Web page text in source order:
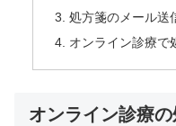
処方箋のメール送
オンライン診療で
オンライン診療